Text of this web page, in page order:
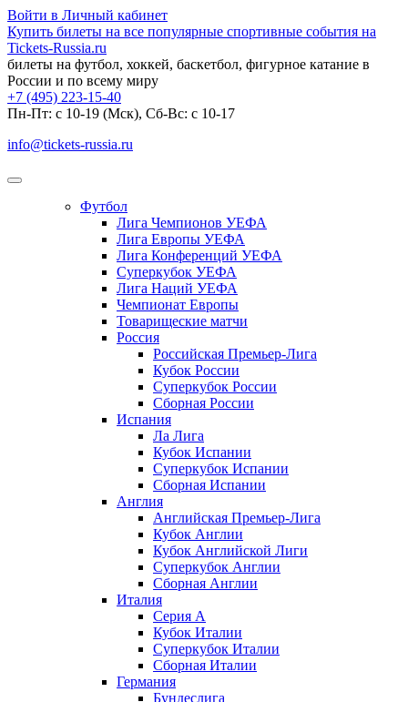
Войти в Личный кабинет
Купить билеты на все популярные спортивные события на
Tickets-Russia.ru
билеты на футбол, хоккей, баскетбол, фигурное катание в
России и по всему миру
+7 (495) 223-15-40
Пн-Пт: c 10-19 (Мск), Сб-Вс: с 10-17
info@tickets-russia.ru
Футбол
Лига Чемпионов УЕФА
Лига Европы УЕФА
Лига Конференций УЕФА
Суперкубок УЕФА
Лига Наций УЕФА
Чемпионат Европы
Товарищеские матчи
Россия
Российская Премьер-Лига
Кубок России
Суперкубок России
Сборная России
Испания
Ла Лига
Кубок Испании
Суперкубок Испании
Сборная Испании
Англия
Английская Премьер-Лига
Кубок Англии
Кубок Английской Лиги
Суперкубок Англии
Сборная Англии
Италия
Серия А
Кубок Италии
Суперкубок Италии
Сборная Италии
Германия
Бундеслига